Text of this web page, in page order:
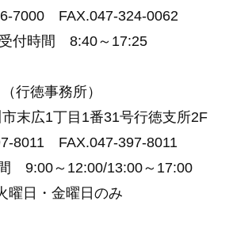
7000 FAX.047-324-0062
付時間 8:40～17:25
（行徳事務所）
末広1丁目1番31号行徳支所2F
8011 FAX.047-397-8011
9:00～12:00/13:00～17:00
曜日・金曜日のみ